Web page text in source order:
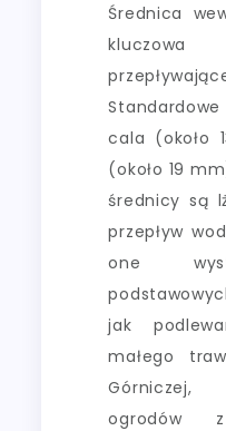
Średnica
cala (około
(około 19
średnicy są
przepływ
one
jak
małego
ogrodów z